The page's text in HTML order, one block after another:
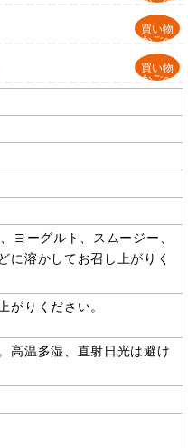
買い物
かごへ
買い物
かごへ
ヨーグルト、スムージー、
に溶かしてお召し上がりく
がりください。
高温多湿、直射日光は避け